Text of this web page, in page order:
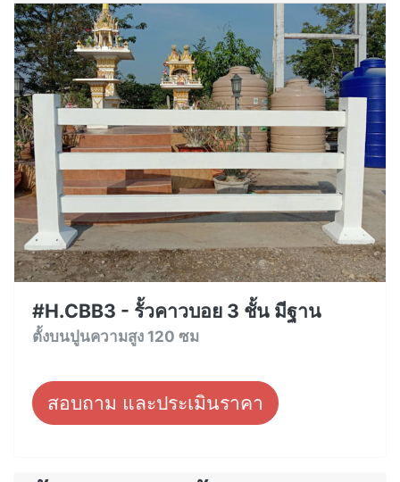
#H.CBB3 - รั้วคาวบอย 3 ชั้น มีฐาน
ตั้งบนปูนความสูง 120 ซม
สอบถาม และประเมินราคา